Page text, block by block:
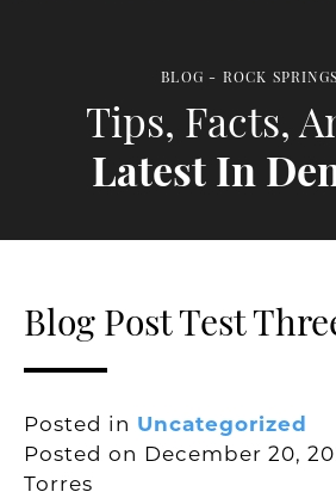
BLOG - ROCK
Tips, Facts,
Latest In
Blog Post Test
Posted in Uncategorized
Posted on December 20,
Torres